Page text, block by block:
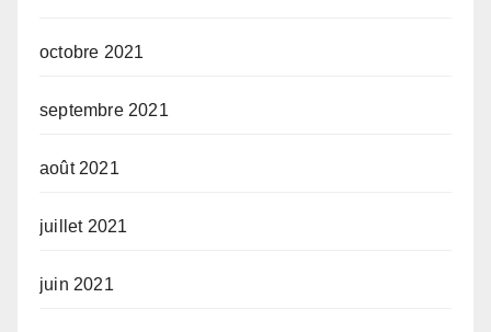
octobre 2021
septembre 2021
août 2021
juillet 2021
juin 2021